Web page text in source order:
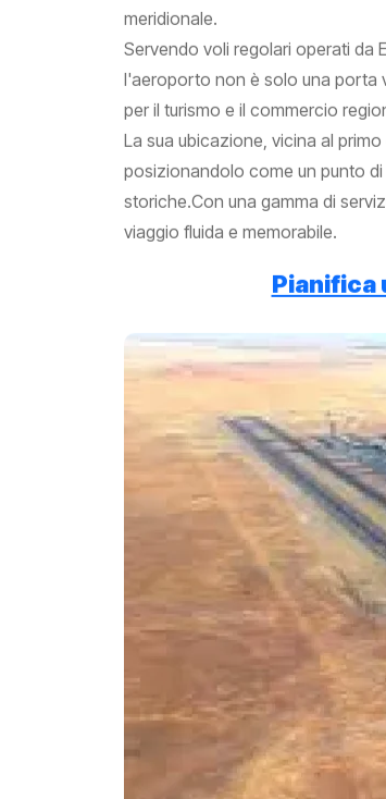
meridionale.
Servendo voli regolari operati da
l'aeroporto non è solo una porta
per il turismo e il commercio
La sua ubicazione, vicina al
posizionandolo come un punto
storiche.Con una gamma di
viaggio fluida e memorabile.
Pianifica